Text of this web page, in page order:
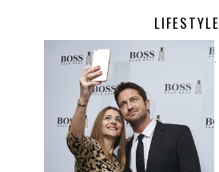
LIFESTYLE